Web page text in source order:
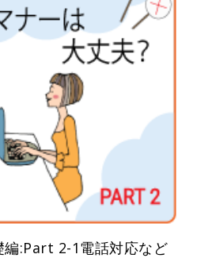
編:Part 2-1電話対応など